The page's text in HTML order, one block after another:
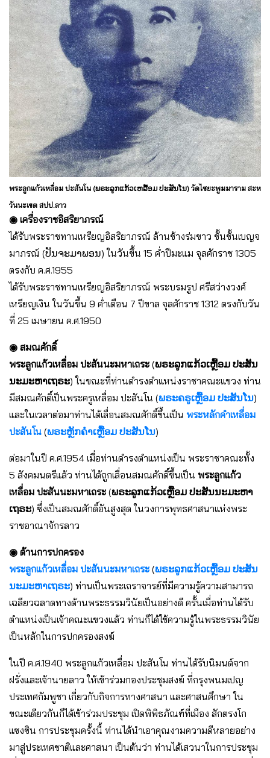
พระลูกแก้วเหลื่อม ปะสันโน (ພຣະລູກແກ້ວເຫລື້ອມ ປະສັນໂນ) วัดไซยะพูมมาราม สะห
วันนะเขต สปป.ลาว
◉ เครื่องราชอิสริยาภรณ์
ได้รับพระราชทานเหรียญอิสริยาภรณ์ ล้านช้างร่มขาว ชั้นชั้นเบญจ
มาภรณ์ (ປັນຈະມາພອນ) ในวันขึ้น 15 ค่ำปีมะแม จุลศักราช 1305
ตรงกับ ค.ศ.1955
ได้รับพระราชทานเหรียญอิสริยาภรณ์ พระบรมรูป ศรีสว่างวงศ์
เหรียญเงิน ในวันขึ้น 9 ค่ำเดือน 7 ปีขาล จุลศักราช 1312 ตรงกับวัน
ที่ 25 เมษายน ค.ศ.1950
◉ สมณศักดิ์
พระลูกแก้วเหลื่อม ปะสันนะมหาเถระ (ພຣະລູກແກ້ວເຫຼື້ອມ ປະສັນ
ນະມະຫາເຖຣະ) ในขณะที่ท่านดำรงตำแหน่งราชาคณะแขวง ท่าน
มีสมณศักดิ์เป็นพระครูเหลื่อม ปะสันโน (ພຣະຄຣູເຫຼື້ອມ ປະສັນໂນ)
และในเวลาต่อมาท่านได้เลื่อนสมณศักดิ์ขึ้นเป็น พระหลักคำเหลื่อม
ปะสันโน (ພຣະຫຼັກຄຳເຫຼື້ອມ ປະສັນໂນ)
ต่อมาในปี ค.ศ.1954 เมื่อท่านดำรงตำแหน่งเป็น พระราชาคณะทั้ง
5 สังคมนตรีแล้ว ท่านได้ถูกเลื่อนสมณศักดิ์ขึ้นเป็น พระลูกแก้ว
เหลื่อม ปะสันนะมหาเถระ (ພຣະລູກແກ້ວເຫຼື້ອມ ປະສັນນະມະຫາ
ເຖຣະ) ซึ่งเป็นสมณศักดิ์อันสูงสุด ในวงการพุทธศาสนาแห่งพระ
ราชอาณาจักรลาว
◉ ด้านการปกครอง
พระลูกแก้วเหลื่อม ปะสันนะมหาเถระ (ພຣະລູກແກ້ວເຫຼື້ອມ ປະສັນ
ນະມະຫາເຖຣະ) ท่านเป็นพระเถราจารย์ที่มีความรู้ความสามารถ
เฉลียวฉลาดทางด้านพระธรรมวินัยเป็นอย่างดี ครั้นเมื่อท่านได้รับ
ตำแหน่งเป็นเจ้าคณะแขวงแล้ว ท่านก็ได้ใช้ความรู้ในพระธรรมวินัย
เป็นหลักในการปกครองสงฆ์
ในปี ค.ศ.1940 พระลูกแก้วเหลื่อม ปะสันโน ท่านได้รับนิมนต์จาก
ฝรั่งและเจ้านายลาว ให้เข้าร่วมกองประชุมสงฆ์ ที่กรุงพนมเปญ
ประเทศกัมพูชา เกี่ยวกับกิจการทางศาสนา และศาสนศึกษา ใน
ขณะเดียวกันก็ได้เข้าร่วมประชุม เปิดพิพิธภัณฑ์ที่เมือง สักตรงโก
แซงซิน การประชุมครั้งนี้ ท่านได้นำเอาคุณงามความดีหลายอย่าง
มาสู่ประเทศชาติและศาสนา เป็นต้นว่า ท่านได้เสวนาในการประชุม